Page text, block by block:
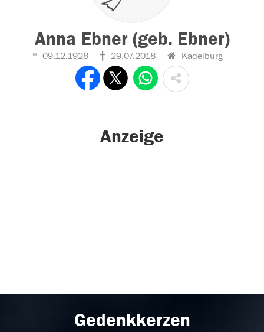
Anna Ebner (geb. Ebner)
09.12.1928 29.07.2018 Kadelburg
Anzeige
Gedenkkerzen